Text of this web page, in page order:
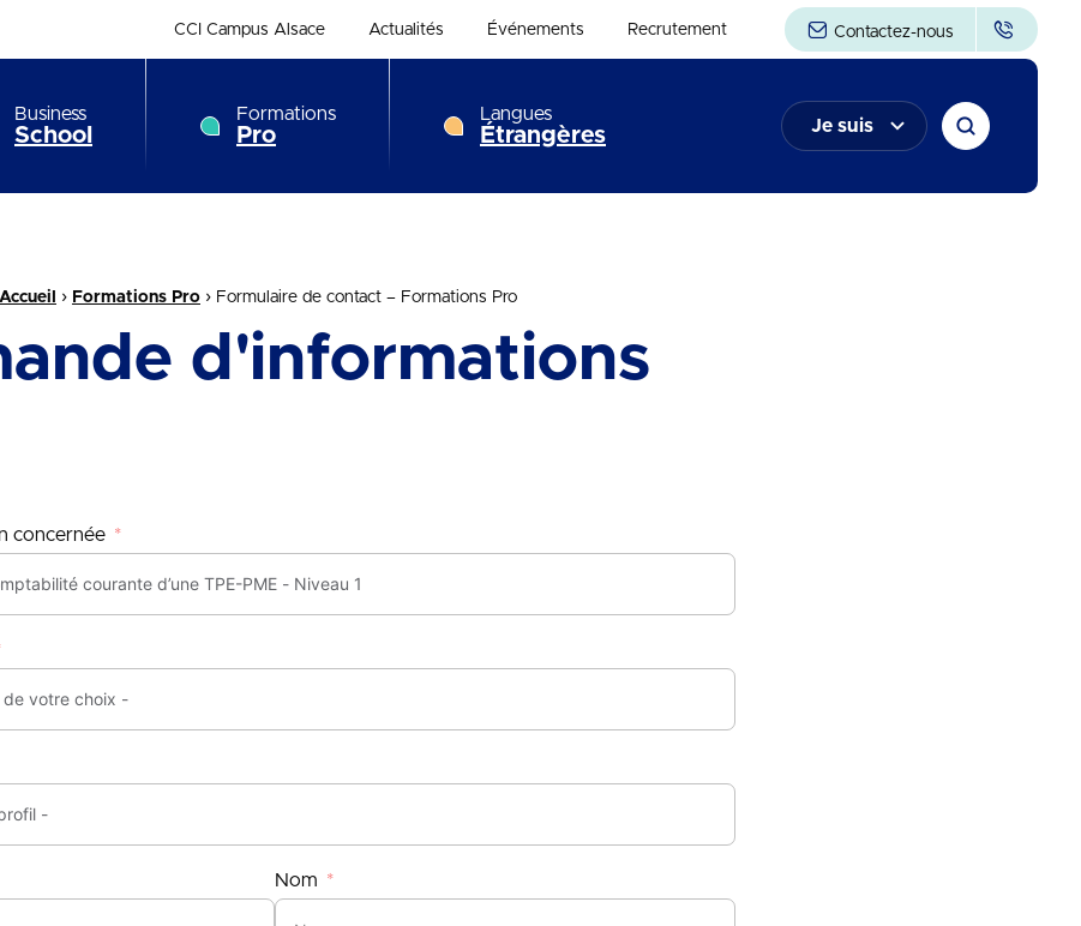
CCI Campus Alsace Actualités Événements Recrutement Contactez-nous
Business
School
Formations
Pro
Langues
Étrangères Je suis
Accueil › Formations Pro › Formulaire de contact – Formations Pro
d'informations
concernée
Nom